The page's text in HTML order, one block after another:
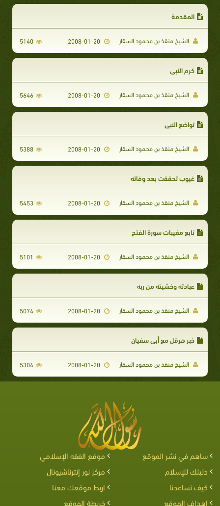
المقدمة
الشيخ منقذ بن محمود السقار 2008-01-20
5140
كرم النبي
الشيخ منقذ بن محمود السقار 2008-01-20
5646
تواضع النبي
الشيخ منقذ بن محمود السقار 2008-01-20
5388
غيوب تحققت بعد وفاته
الشيخ منقذ بن محمود السقار 2008-01-20
5453
تابع مغيبات سورة الفتح
الشيخ منقذ بن محمود السقار 2008-01-20
5101
عبادته وخشيته من ربه
الشيخ منقذ بن محمود السقار 2008-01-20
5074
خبر هرقل مع أبى سفيان
الشيخ منقذ بن محمود السقار 2008-01-20
5304
ساهم في نشر الموقع
موقع الفقه الإسلامي
دليلك للإسلام
مركز نور إنترناشيونال
كيف تساعدنا
اربط موقعك معنا
اهداف الموقع
خريطة الموقع